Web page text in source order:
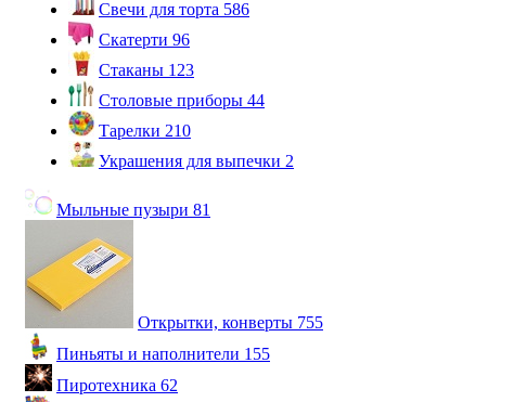
Свечи для торта 586
Скатерти 96
Стаканы 123
Столовые приборы 44
Тарелки 210
Украшения для выпечки 2
Мыльные пузыри 81
Открытки, конверты 755
Пиньяты и наполнители 155
Пиротехника 62